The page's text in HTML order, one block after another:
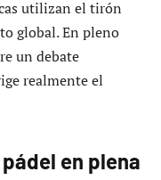
utilizan el tirón
global. En pleno
un debate
realmente el
en plena